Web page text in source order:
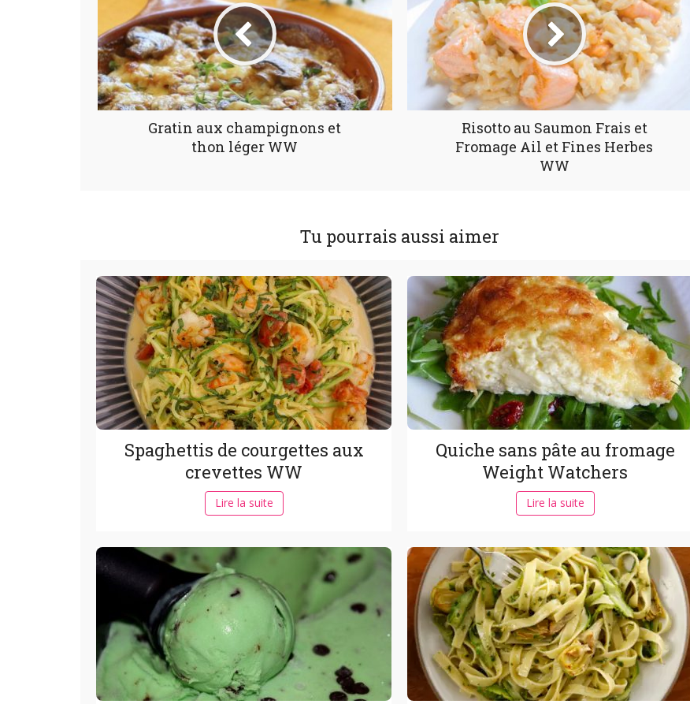
Gratin aux champignons et
thon léger WW
Risotto au Saumon Frais et
Fromage Ail et Fines Herbes
WW
Tu pourrais aussi aimer
Spaghettis de courgettes aux
crevettes WW
Lire la suite
Quiche sans pâte au fromage
Weight Watchers
Lire la suite